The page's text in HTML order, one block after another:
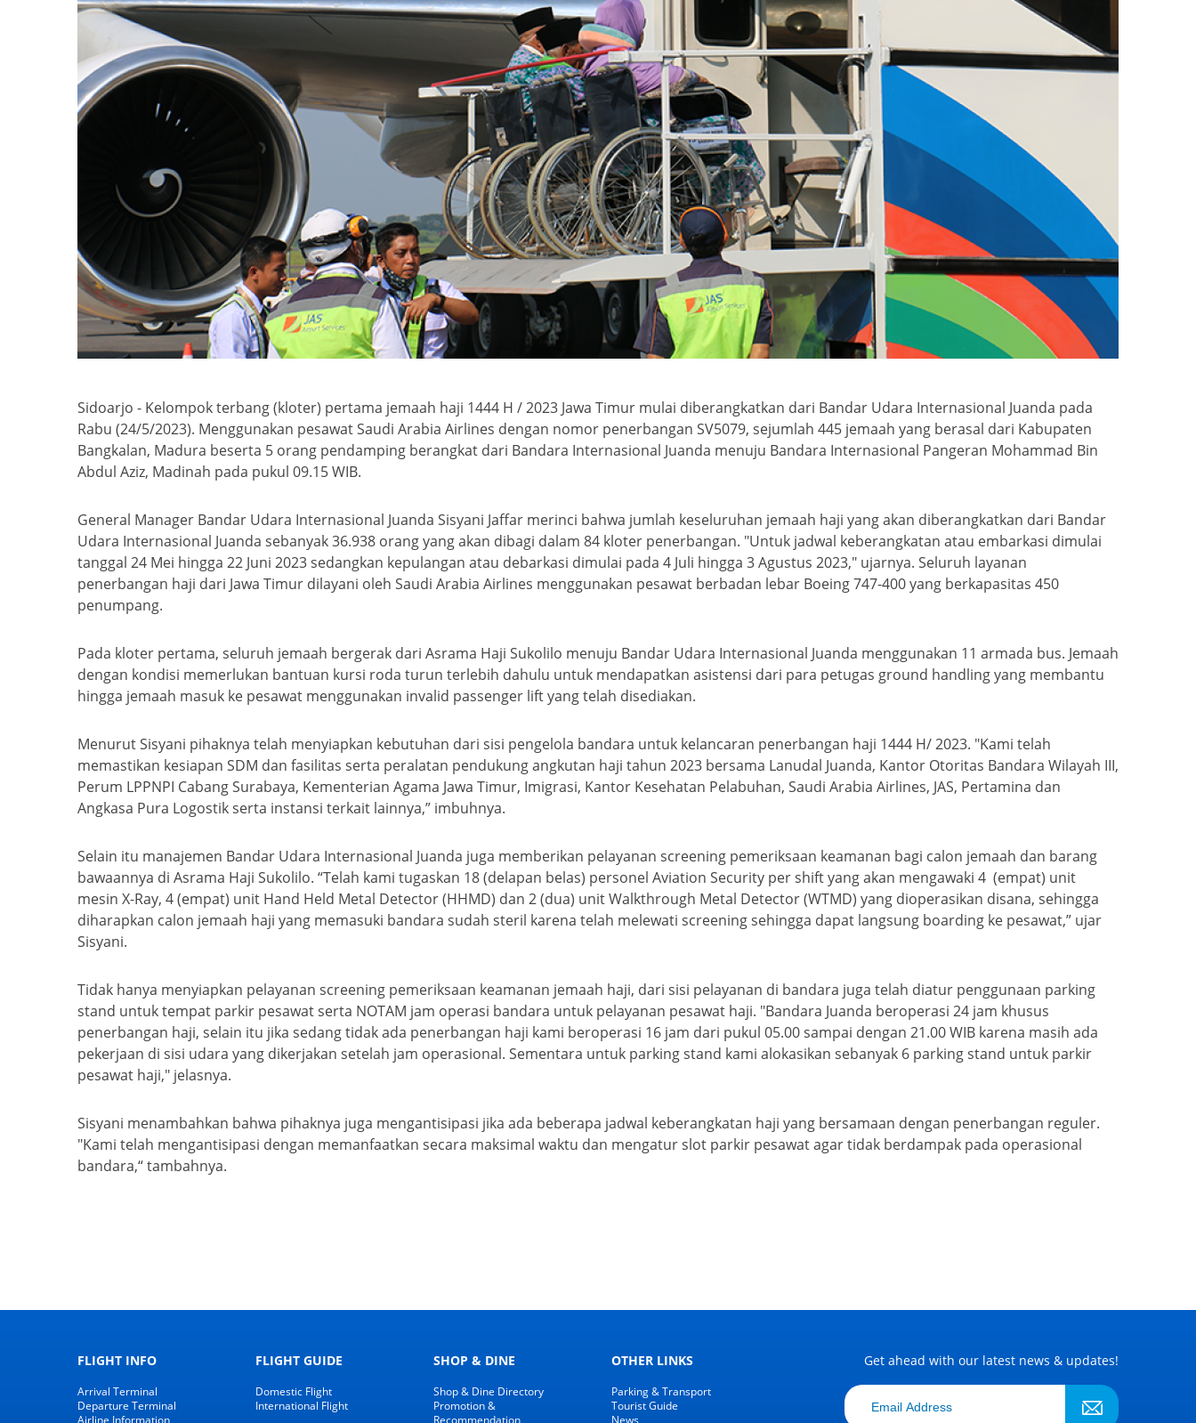
Sidoarjo - Kelompok terbang (kloter) pertama jemaah haji 1444 H / 2023 Jawa Timur mulai diberangkatkan dari Bandar Udara Internasional Juanda pada
Rabu (24/5/2023). Menggunakan pesawat Saudi Arabia Airlines dengan nomor penerbangan SV5079, sejumlah 445 jemaah yang berasal dari Kabupaten
Bangkalan, Madura beserta 5 orang pendamping berangkat dari Bandara Internasional Juanda menuju Bandara Internasional Pangeran Mohammad Bin
Abdul Aziz, Madinah pada pukul 09.15 WIB.
General Manager Bandar Udara Internasional Juanda Sisyani Jaffar merinci bahwa jumlah keseluruhan jemaah haji yang akan diberangkatkan dari Bandar
Udara Internasional Juanda sebanyak 36.938 orang yang akan dibagi dalam 84 kloter penerbangan. "Untuk jadwal keberangkatan atau embarkasi dimulai
tanggal 24 Mei hingga 22 Juni 2023 sedangkan kepulangan atau debarkasi dimulai pada 4 Juli hingga 3 Agustus 2023," ujarnya. Seluruh layanan
penerbangan haji dari Jawa Timur dilayani oleh Saudi Arabia Airlines menggunakan pesawat berbadan lebar Boeing 747-400 yang berkapasitas 450
penumpang.
Pada kloter pertama, seluruh jemaah bergerak dari Asrama Haji Sukolilo menuju Bandar Udara Internasional Juanda menggunakan 11 armada bus. Jemaah
dengan kondisi memerlukan bantuan kursi roda turun terlebih dahulu untuk mendapatkan asistensi dari para petugas ground handling yang membantu
hingga jemaah masuk ke pesawat menggunakan invalid passenger lift yang telah disediakan.
Menurut Sisyani pihaknya telah menyiapkan kebutuhan dari sisi pengelola bandara untuk kelancaran penerbangan haji 1444 H/ 2023. "Kami telah
memastikan kesiapan SDM dan fasilitas serta peralatan pendukung angkutan haji tahun 2023 bersama Lanudal Juanda, Kantor Otoritas Bandara Wilayah III,
Perum LPPNPI Cabang Surabaya, Kementerian Agama Jawa Timur, Imigrasi, Kantor Kesehatan Pelabuhan, Saudi Arabia Airlines, JAS, Pertamina dan
Angkasa Pura Logostik serta instansi terkait lainnya,” imbuhnya.
Selain itu manajemen Bandar Udara Internasional Juanda juga memberikan pelayanan screening pemeriksaan keamanan bagi calon jemaah dan barang
bawaannya di Asrama Haji Sukolilo. “Telah kami tugaskan 18 (delapan belas) personel Aviation Security per shift yang akan mengawaki 4 (empat) unit
mesin X-Ray, 4 (empat) unit Hand Held Metal Detector (HHMD) dan 2 (dua) unit Walkthrough Metal Detector (WTMD) yang dioperasikan disana, sehingga
diharapkan calon jemaah haji yang memasuki bandara sudah steril karena telah melewati screening sehingga dapat langsung boarding ke pesawat,” ujar
Sisyani.
Tidak hanya menyiapkan pelayanan screening pemeriksaan keamanan jemaah haji, dari sisi pelayanan di bandara juga telah diatur penggunaan parking
stand untuk tempat parkir pesawat serta NOTAM jam operasi bandara untuk pelayanan pesawat haji. "Bandara Juanda beroperasi 24 jam khusus
penerbangan haji, selain itu jika sedang tidak ada penerbangan haji kami beroperasi 16 jam dari pukul 05.00 sampai dengan 21.00 WIB karena masih ada
pekerjaan di sisi udara yang dikerjakan setelah jam operasional. Sementara untuk parking stand kami alokasikan sebanyak 6 parking stand untuk parkir
pesawat haji," jelasnya.
Sisyani menambahkan bahwa pihaknya juga mengantisipasi jika ada beberapa jadwal keberangkatan haji yang bersamaan dengan penerbangan reguler.
"Kami telah mengantisipasi dengan memanfaatkan secara maksimal waktu dan mengatur slot parkir pesawat agar tidak berdampak pada operasional
bandara,“ tambahnya.
FLIGHT INFO
Arrival Terminal
Departure Terminal
Airline Information
FLIGHT GUIDE
Domestic Flight
International Flight
SHOP & DINE
Shop & Dine Directory
Promotion &
Recommendation
OTHER LINKS
Parking & Transport
Tourist Guide
News
Get ahead with our latest news & updates!